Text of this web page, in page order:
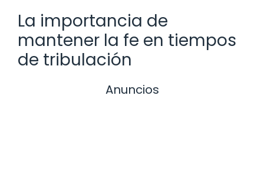
La importancia de
mantener la fe en tiempos
de tribulación
Anuncios